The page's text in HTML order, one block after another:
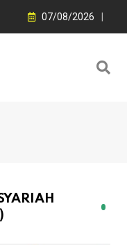
07/08/2026